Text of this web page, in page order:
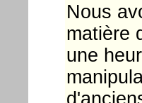
Nous
matière
une